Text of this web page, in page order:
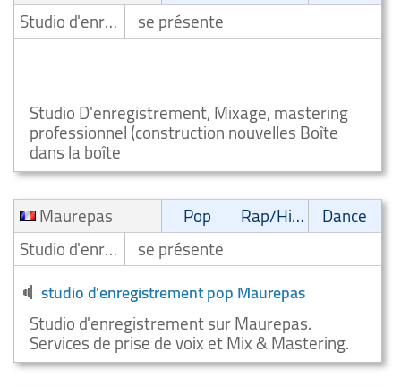
Studio d'enregistrement
se présente
Studio D'enregistrement, Mixage, mastering
professionnel (construction nouvelles Boîte
dans la boîte
Maurepas
Pop Rap/Hip-Hop/RnB
Dance
Studio d'enregistrement
se présente
studio d'enregistrement pop Maurepas
Studio d'enregistrement sur Maurepas.
Services de prise de voix et Mix & Mastering.